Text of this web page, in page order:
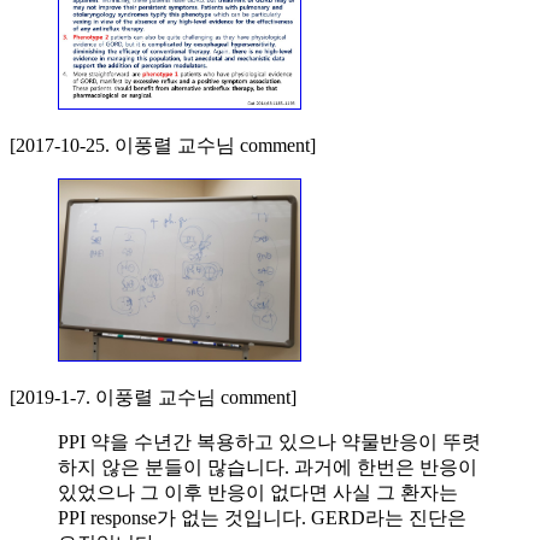
[2017-10-25. 이풍렬 교수님 comment]
[2019-1-7. 이풍렬 교수님 comment]
PPI 약을 수년간 복용하고 있으나 약물반응이 뚜렷
하지 않은 분들이 많습니다. 과거에 한번은 반응이
있었으나 그 이후 반응이 없다면 사실 그 환자는
PPI response가 없는 것입니다. GERD라는 진단은